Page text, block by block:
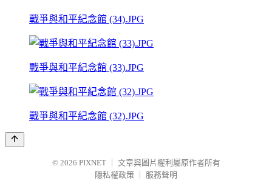
戰爭與和平紀念館 (34).JPG
戰爭與和平紀念館 (33).JPG
戰爭與和平紀念館 (32).JPG
© 2026 PIXNET
文章與圖片權利屬原作者所有
隱私權政策
服務聲明